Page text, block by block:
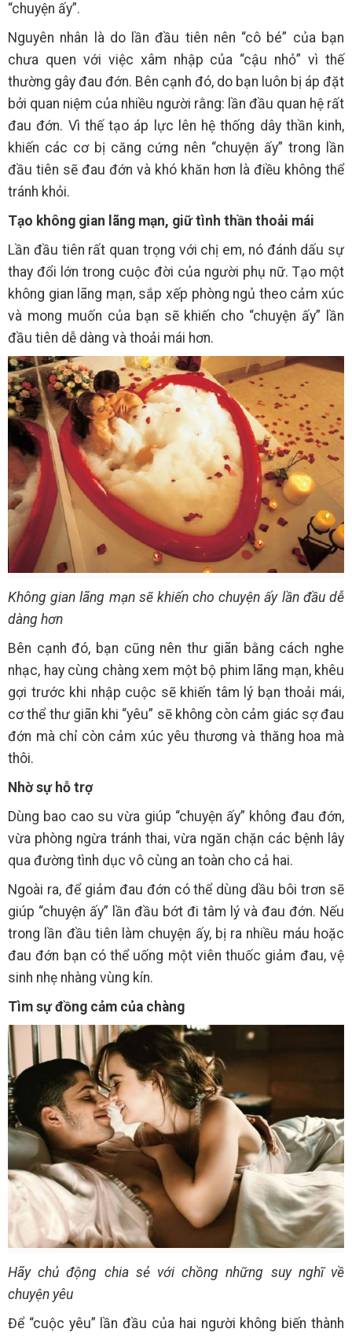
“chuyện ấy”.
Nguyên nhân là do lần đầu tiên nên “cô bé” của bạn
chưa quen với việc xâm nhập của “cậu nhỏ” vì thế
thường gây đau đớn. Bên cạnh đó, do bạn luôn bị áp đặt
bởi quan niệm của nhiều người rằng: lần đầu quan hệ rất
đau đớn. Vì thế tạo áp lực lên hệ thống dây thần kinh,
khiến các cơ bị căng cứng nên “chuyện ấy” trong lần
đầu tiên sẽ đau đớn và khó khăn hơn là điều không thể
tránh khỏi.
Tạo không gian lãng mạn, giữ tình thần thoải mái
Lần đầu tiên rất quan trọng với chị em, nó đánh dấu sự
thay đổi lớn trong cuộc đời của người phụ nữ. Tạo một
không gian lãng mạn, sắp xếp phòng ngủ theo cảm xúc
và mong muốn của bạn sẽ khiến cho “chuyện ấy” lần
đầu tiên dễ dàng và thoải mái hơn.
Không gian lãng mạn sẽ khiến cho chuyện ấy lần đầu dễ
dàng hơn
Bên cạnh đó, bạn cũng nên thư giãn bằng cách nghe
nhạc, hay cùng chàng xem một bộ phim lãng mạn, khêu
gợi trước khi nhập cuộc sẽ khiến tâm lý bạn thoải mái,
cơ thể thư giãn khi “yêu” sẽ không còn cảm giác sợ đau
đớn mà chỉ còn cảm xúc yêu thương và thăng hoa mà
thôi.
Nhờ sự hỗ trợ
Dùng bao cao su vừa giúp “chuyện ấy” không đau đớn,
vừa phòng ngừa tránh thai, vừa ngăn chặn các bệnh lây
qua đường tình dục vô cùng an toàn cho cả hai.
Ngoài ra, để giảm đau đớn có thể dùng dầu bôi trơn sẽ
giúp “chuyện ấy” lần đầu bớt đi tâm lý và đau đớn. Nếu
trong lần đầu tiên làm chuyện ấy, bị ra nhiều máu hoặc
đau đớn bạn có thể uống một viên thuốc giảm đau, vệ
sinh nhẹ nhàng vùng kín.
Tìm sự đồng cảm của chàng
Hãy chủ động chia sẻ với chồng những suy nghĩ về
chuyện yêu
Để “cuộc yêu” lần đầu của hai người không biến thành